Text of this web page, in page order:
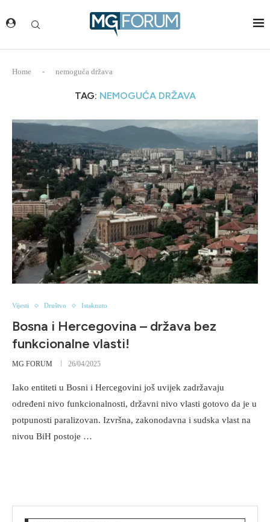
Home - nemoguća država
TAG: NEMOGUĆA DRŽAVA
Vijesti Društvo Istaknuto
Bosna i Hercegovina – država bez
funkcionalne vlasti!
MG FORUM 26/04/2025
Iako entiteti u Bosni i Hercegovini još uvijek zadržavaju
određeni nivo funkcionalnosti, državni nivo vlasti gotovo da je u
potpunosti paralizovan. Izvršna, zakonodavna i sudska vlast na
nivou BiH postoje …